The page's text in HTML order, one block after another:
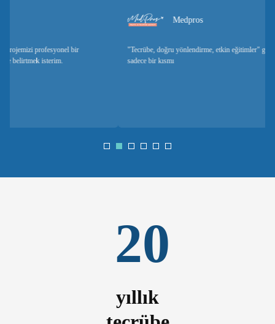
"Tecrübe, doğru yönlendirme, etkin eğitimler" güvenimizin temelindeki nedenlerin
sadece bir kısmı
20
yıllık